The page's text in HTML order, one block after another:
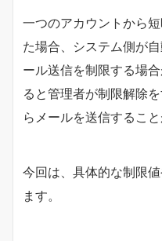
一つのアカウントから
た場合、システム側が
ール送信を制限する場
ると管理者が制限解除
らメールを送信すること
今回は、具体的な制限
ます。